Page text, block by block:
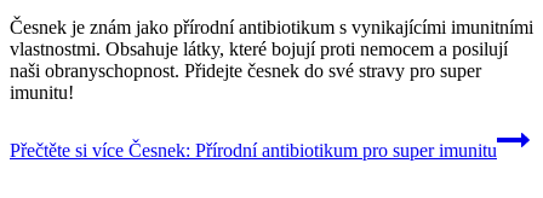
Česnek je znám jako přírodní antibiotikum s vynikajícími imunitními
vlastnostmi. Obsahuje látky, které bojují proti nemocem a posilují
naši obranyschopnost. Přidejte česnek do své stravy pro super
imunitu!
Přečtěte si více Česnek: Přírodní antibiotikum pro super imunitu